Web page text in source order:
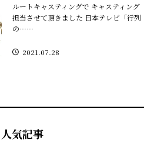
ルートキャスティングで キャスティング
担当させて頂きました 日本テレビ「行列
の……
2021.07.28
人気記事